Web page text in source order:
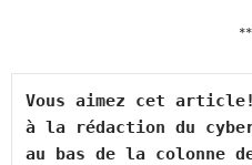
Vous aimez cet article!
à la rédaction du
au bas de la colonne